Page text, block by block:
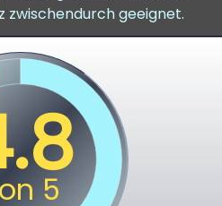
zwischendurch geeignet.